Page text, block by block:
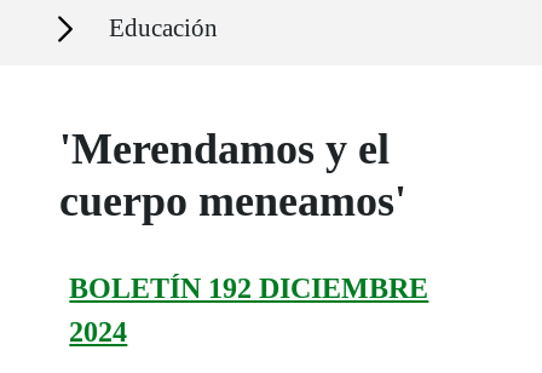
Secciones Educación
'Merendamos y el
cuerpo meneamos'
BOLETÍN 192 DICIEMBRE
2024